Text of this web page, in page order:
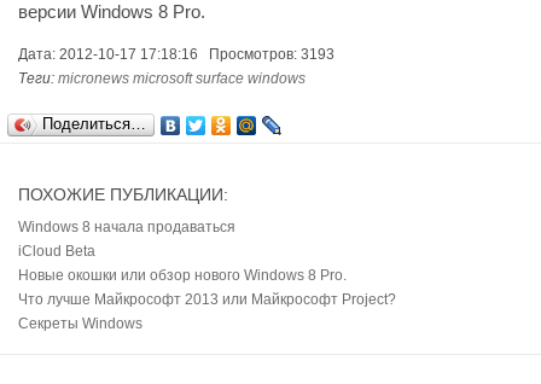
версии Windows 8 Pro.
Дата: 2012-10-17 17:18:16 Просмотров: 3193
Теги: micronews microsoft surface windows
Поделиться…
ПОХОЖИЕ ПУБЛИКАЦИИ:
Windows 8 начала продаваться
iCloud Beta
Новые окошки или обзор нового Windows 8 Pro.
Что лучше Майкрософт 2013 или Майкрософт Project?
Секреты Windows